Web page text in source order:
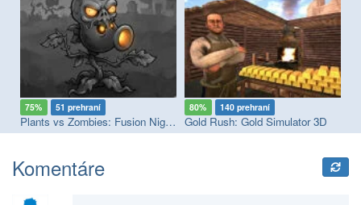
75% 51 prehraní
Plants vs Zombies: Fusion Nightmare
80% 140 prehraní
Gold Rush: Gold Simulator 3D
Komentáre